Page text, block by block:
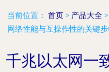
当前位置： 首页 > 产品大全 >
网络性能与互操作性的关键
千兆以太网一